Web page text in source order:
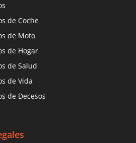
de Coche
de Moto
de Hogar
de Salud
de Vida
de Decesos